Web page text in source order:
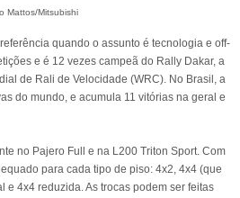
Mattos/Mitsubishi
quando o assunto é tecnologia e off-
e é 12 vezes campeã do Rally Dakar, a
de Rali de Velocidade (WRC). No Brasil, a
do mundo, e acumula 11 vitórias na geral e
no Pajero Full e na L200 Triton Sport. Com
para cada tipo de piso: 4x2, 4x4 (que
4x4 reduzida. As trocas podem ser feitas